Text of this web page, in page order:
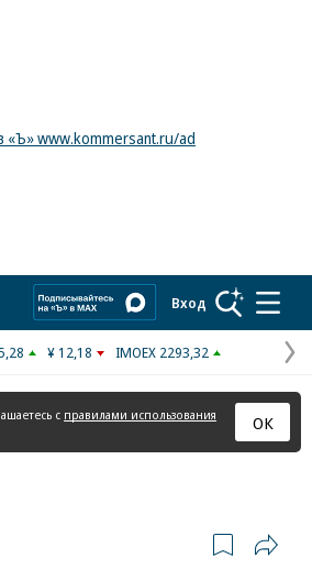
«Ъ» www.kommersant.ru/ad
Вход
¥ 12,18 IMOEX 2293,32
с правилами использования
ОК